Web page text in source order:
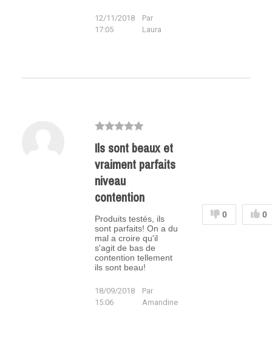
12/11/2018
17:05
Par
Laura
Ils sont beaux et
vraiment parfaits
niveau
contention
Produits testés, ils
sont parfaits! On a du
mal a croire qu'il
s'agit de bas de
contention tellement
ils sont beau!
18/09/2018
15:06
Par
Amandine
0 0